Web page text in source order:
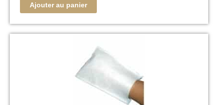
Ajouter au panier